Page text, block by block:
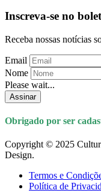
Inscreva-se no
Receba nossas notícias
Email
Nome
Please wait...
Assinar
Obrigado por ser
Copyright © 2025
Design.
Termos e
Política de